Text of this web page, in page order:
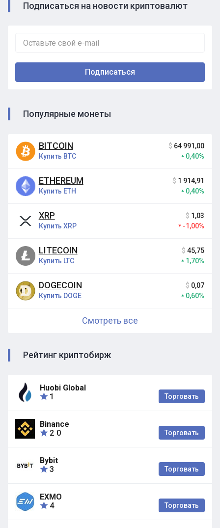
Популярные монеты
BITCOIN
Купить BTC
$ 64 991,00
0,40%
ETHEREUM
Купить ETH
$ 1 914,91
0,40%
XRP
Купить XRP
$ 1,03
-1,00%
LITECOIN
Купить LTC
$ 45,75
1,70%
DOGECOIN
Купить DOGE
$ 0,07
0,60%
Смотреть все
Рейтинг криптобирж
Huobi Global
1
Торговать
Binance
2 0 Торговать
Bybit
3
Торговать
EXMO
4
Торговать
Подписаться на новости криптовалют